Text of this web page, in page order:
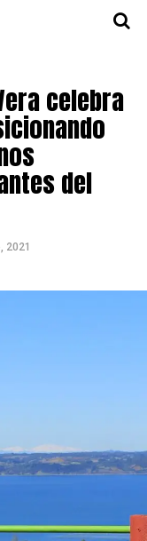
celebra
del
2021